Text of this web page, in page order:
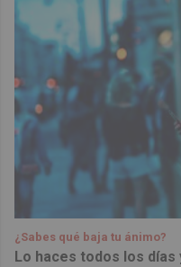
¿Sabes qué baja tu ánimo?
Lo haces todos los